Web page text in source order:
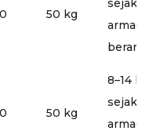
50 kg
sejak
armada
50 kg
8–14 hari
sejak
armada